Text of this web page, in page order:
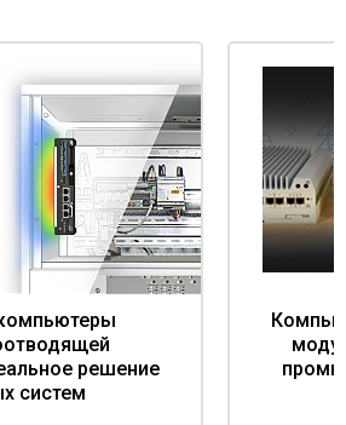
решение
систем